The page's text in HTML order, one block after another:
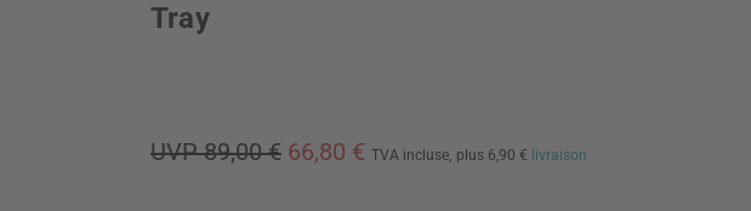
Tray
UVP 89,00 € 66,80 € TVA incluse, plus 6,90 € livraison